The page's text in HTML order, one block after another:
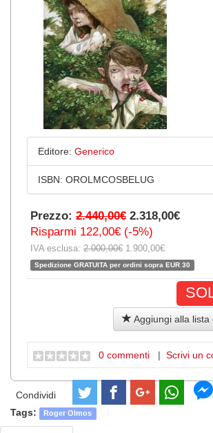
Editore: Generico
ISBN: OROLMCOSBELUG
Prezzo: 2.440,00€ 2.318,00€
Risparmi 122,00€ (-5%)
IVA esclusa: 2.000,00€ 1.900,00€
Spedizione GRATUITA per ordini sopra EUR 30
Aggiungi alla lista
0 commenti | Scrivi un
Condividi
Tags:
Roger Olmos